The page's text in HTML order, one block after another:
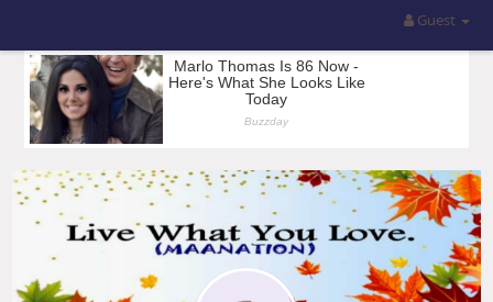
Guest